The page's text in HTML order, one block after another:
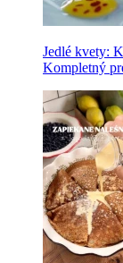
Jedlé kvety:
Kompletný